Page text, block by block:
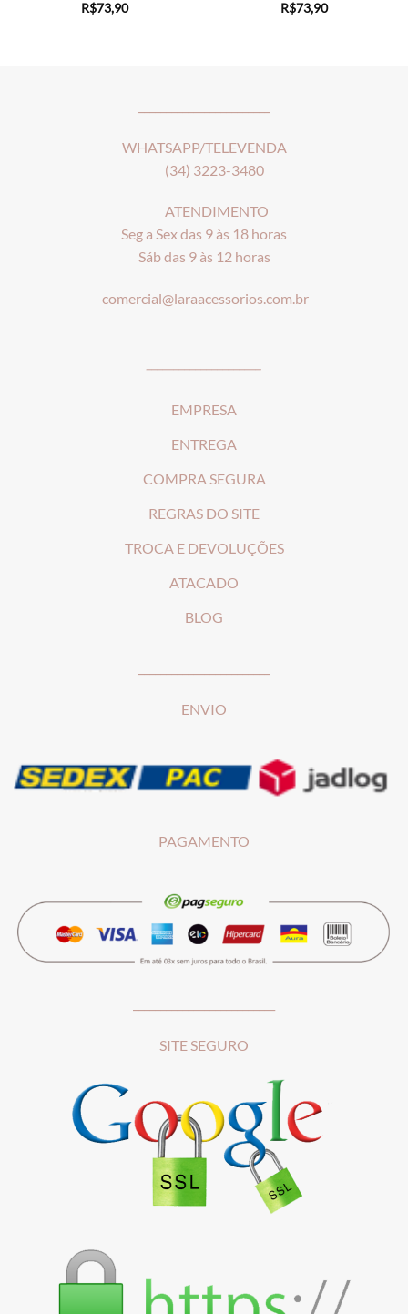
R$73,90
R$73,90
WHATSAPP/TELEVENDA
(34) 3223-3480
ATENDIMENTO
Seg a Sex das 9 às 18 horas
Sáb das 9 às 12 horas
comercial@laraacessorios.com.br
EMPRESA
ENTREGA
COMPRA SEGURA
REGRAS DO SITE
TROCA E DEVOLUÇÕES
ATACADO
BLOG
ENVIO
PAGAMENTO
SITE SEGURO